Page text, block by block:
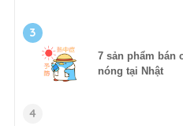
3
7 sản phẩm bán
nóng tại Nhật
4